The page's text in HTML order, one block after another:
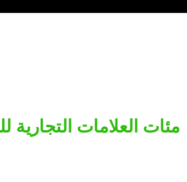
مئات العلامات التجارية